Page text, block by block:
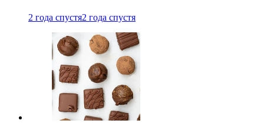
2 года спустя2 года спустя